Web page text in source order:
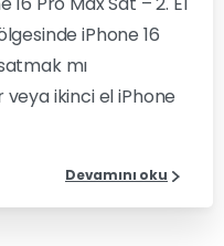
iPhone 16
mı
veya ikinci el iPhone
Devamını oku